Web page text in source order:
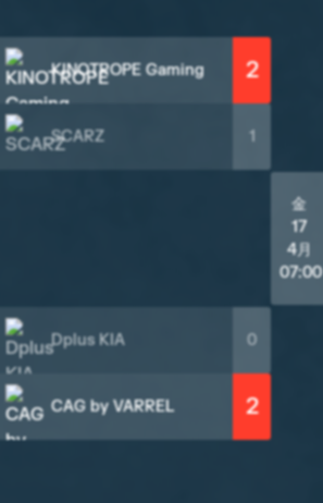
KINOTROPE Gaming 2
SCARZ 1
Dplus KIA 0
CAG by VARREL 2
金
17
4月
07:00